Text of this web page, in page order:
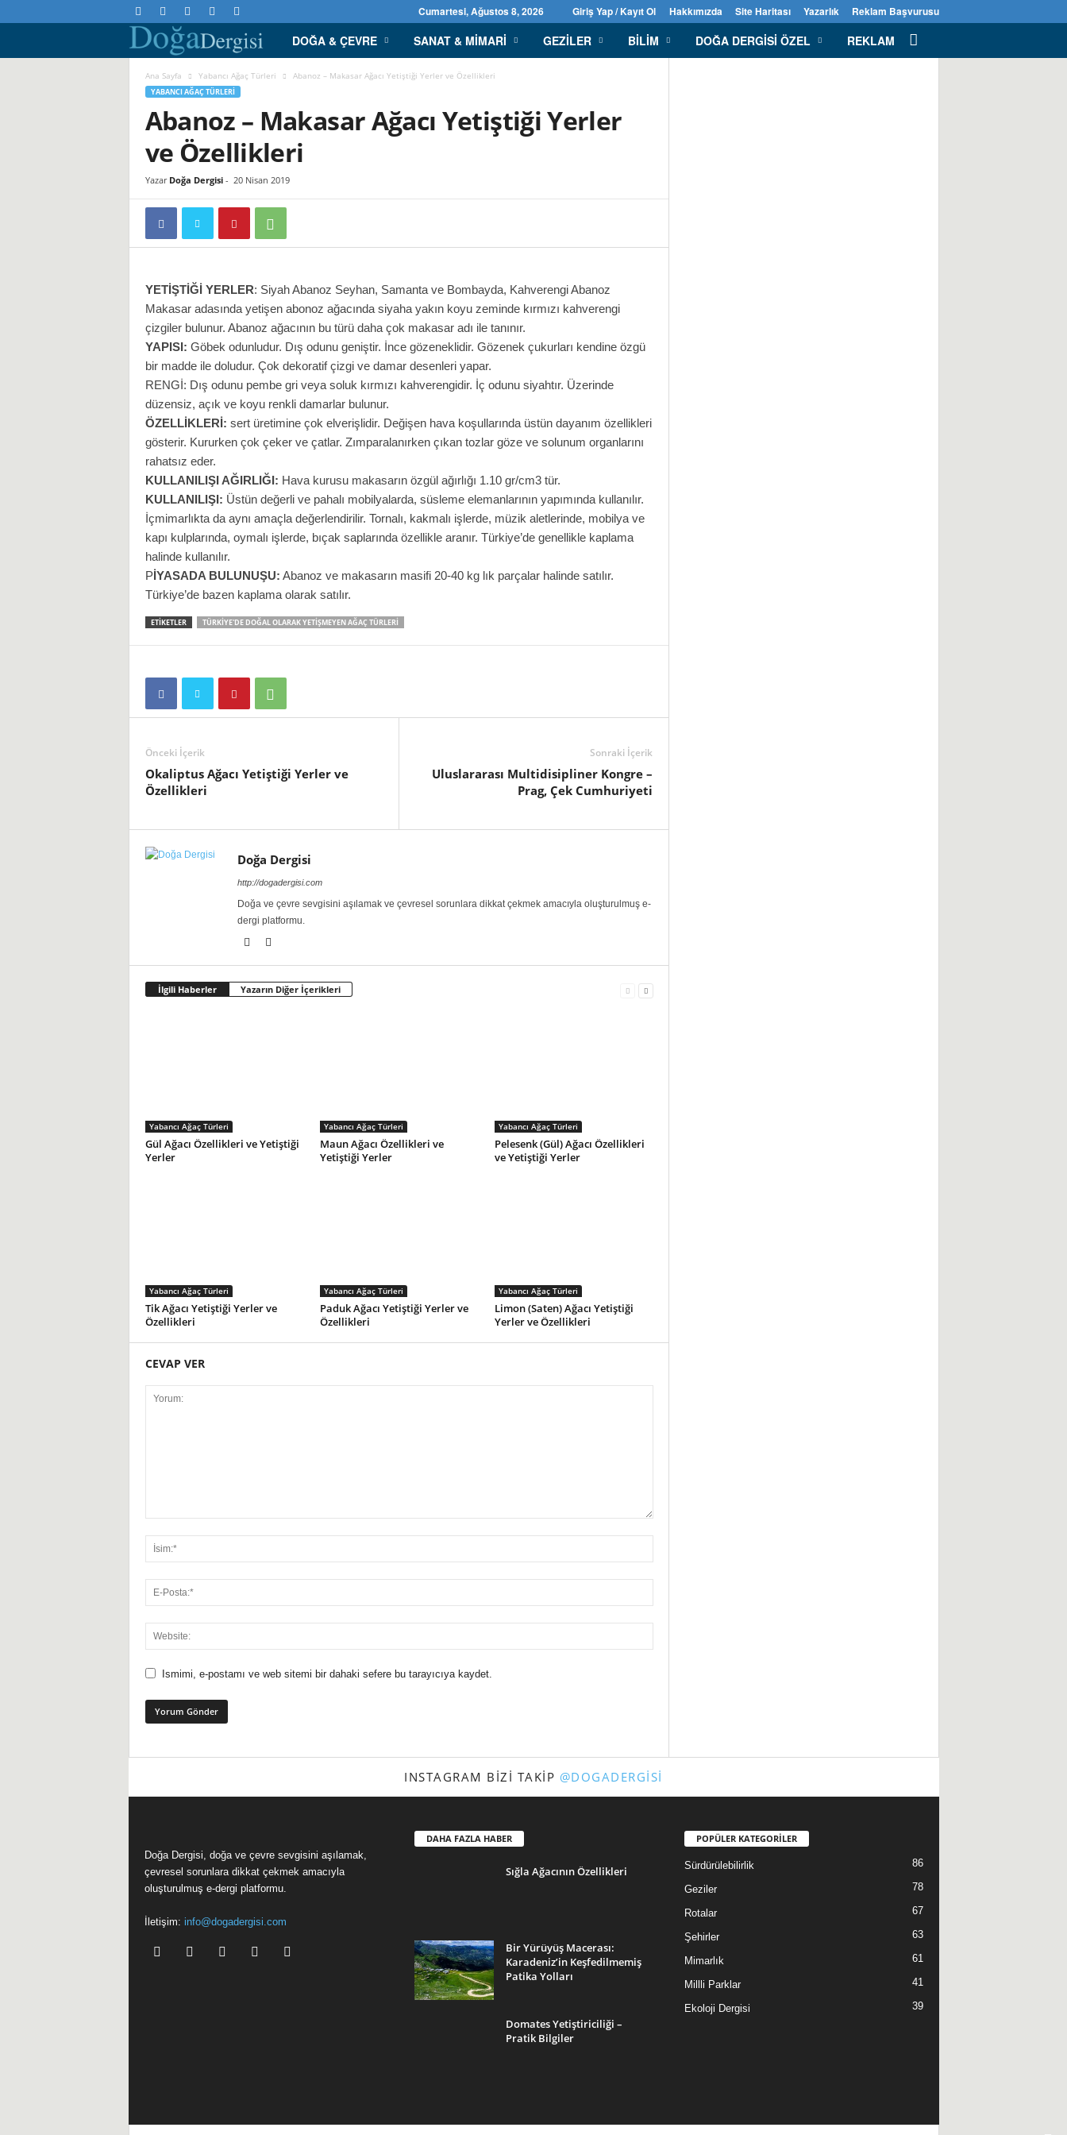
Cumartesi, Ağustos 8, 2026 Giriş Yap / Kayıt Ol Hakkımızda Site Haritası Yazarlık Reklam Başvurusu
o
ğ
D
r
g
s
i
DOĞA & ÇEVRE SANAT & MIMARI GEZILER BILIM DOĞA DERGISI ÖZEL REKLAM
Ana Sayfa Yabancı Ağaç Türleri Abanoz – Makasar Ağacı Yetiştiği Yerler ve Özellikleri
YABANCI AĞAÇ TÜRLERI
Abanoz – Makasar Ağacı Yetiştiği Yerler
ve Özellikleri
Yazar Doğa Dergisi- 20 Nisan 2019
YETİŞTİĞİ YERLER: Siyah Abanoz Seyhan, Samanta ve Bombayda, Kahverengi Abanoz
Makasar adasında yetişen abonoz ağacında siyaha yakın koyu zeminde kırmızı kahverengi
çizgiler bulunur. Abanoz ağacının bu türü daha çok makasar adı ile tanınır.
YAPISI: Göbek odunludur. Dış odunu geniştir. İnce gözeneklidir. Gözenek çukurları kendine özgü
bir madde ile doludur. Çok dekoratif çizgi ve damar desenleri yapar.
RENGİ: Dış odunu pembe gri veya soluk kırmızı kahverengidir. İç odunu siyahtır. Üzerinde
düzensiz, açık ve koyu renkli damarlar bulunur.
ÖZELLİKLERİ: sert üretimine çok elverişlidir. Değişen hava koşullarında üstün dayanım özellikleri
gösterir. Kururken çok çeker ve çatlar. Zımparalanırken çıkan tozlar göze ve solunum organlarını
rahatsız eder.
KULLANILIŞI AĞIRLIĞI: Hava kurusu makasarın özgül ağırlığı 1.10 gr/cm3 tür.
KULLANILIŞI: Üstün değerli ve pahalı mobilyalarda, süsleme elemanlarının yapımında kullanılır.
İçmimarlıkta da aynı amaçla değerlendirilir. Tornalı, kakmalı işlerde, müzik aletlerinde, mobilya ve
kapı kulplarında, oymalı işlerde, bıçak saplarında özellikle aranır. Türkiye’de genellikle kaplama
halinde kullanılır.
PİYASADA BULUNUŞU: Abanoz ve makasarın masifi 20-40 kg lık parçalar halinde satılır.
Türkiye’de bazen kaplama olarak satılır.
ETIKETLER TÜRKIYE'DE DOĞAL OLARAK YETIŞMEYEN AĞAÇ TÜRLERI
Önceki İçerik
Okaliptus Ağacı Yetiştiği Yerler ve
Özellikleri
Sonraki İçerik
Uluslararası Multidisipliner Kongre –
Prag, Çek Cumhuriyeti
Doğa Dergisi
http://dogadergisi.com
Doğa ve çevre sevgisini aşılamak ve çevresel sorunlara dikkat çekmek amacıyla oluşturulmuş e-
dergi platformu.
İlgili Haberler Yazarın Diğer İçerikleri
Yabancı Ağaç Türleri
Gül Ağacı Özellikleri ve Yetiştiği
Yerler
Yabancı Ağaç Türleri
Maun Ağacı Özellikleri ve
Yetiştiği Yerler
Yabancı Ağaç Türleri
Pelesenk (Gül) Ağacı Özellikleri
ve Yetiştiği Yerler
Yabancı Ağaç Türleri
Tik Ağacı Yetiştiği Yerler ve
Özellikleri
Yabancı Ağaç Türleri
Paduk Ağacı Yetiştiği Yerler ve
Özellikleri
Yabancı Ağaç Türleri
Limon (Saten) Ağacı Yetiştiği
Yerler ve Özellikleri
CEVAP VER
Ismimi, e-postamı ve web sitemi bir dahaki sefere bu tarayıcıya kaydet.
INSTAGRAM BIZI TAKIP @DOGADERGISI
Doğa Dergisi, doğa ve çevre sevgisini aşılamak,
çevresel sorunlara dikkat çekmek amacıyla
oluşturulmuş e-dergi platformu.
İletişim: info@dogadergisi.com
DAHA FAZLA HABER
Sığla Ağacının Özellikleri
Bir Yürüyüş Macerası:
Karadeniz’in Keşfedilmemiş
Patika Yolları
Domates Yetiştiriciliği –
Pratik Bilgiler
POPÜLER KATEGORİLER
Sürdürülebilirlik 86
Geziler 78
Rotalar 67
Şehirler 63
Mimarlık 61
Millli Parklar 41
Ekoloji Dergisi 39